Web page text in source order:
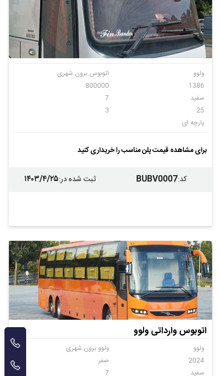
ولوو
اتوبوس برون شهری
1386
800000
سفید
7
25
3
پارچه ای
برای مشاهده قیمت پلن مناسب را خریداری کنید
کد:
BUBV0007 ثبت شده در:۱۴۰۳/۴/۲۵
اتوبوس وارداتی ولوو
ولوو
ولوو برون شهری
2024
صفر
سفید
7